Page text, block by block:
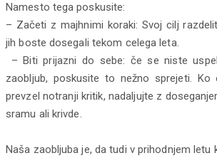
Namesto tega poskusite:
– Začeti z majhnimi koraki: Svoj cilj
jih boste dosegali tekom celega leta.
– Biti prijazni do sebe: če se niste
zaobljub, poskusite to nežno sprejeti. Ko
prevzel notranji kritik, nadaljujte z
sramu ali krivde.
Naša zaobljuba je, da tudi v prihodnjem letu